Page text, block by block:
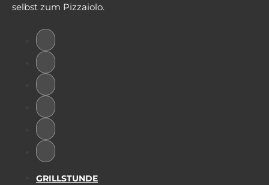
selbst zum Pizzaiolo.
GRILLSTUNDE